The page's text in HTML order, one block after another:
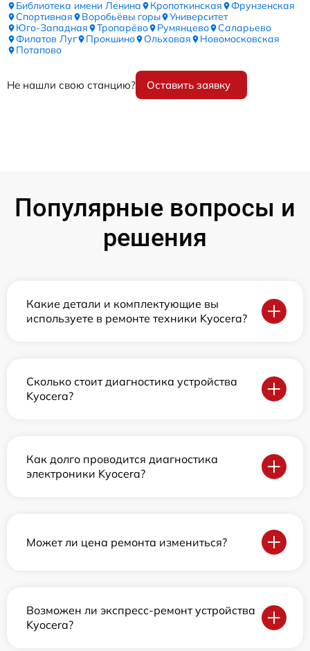
Библиотека имени Ленина
Кропоткинская
Фрунзенская
Спортивная
Воробьёвы горы
Университет
Юго-Западная
Тропарёво Румянцево
Саларьево
Филатов Луг
Прокшино Ольховая
Новомосковская
Потапово
Не нашли свою станцию? Оставить заявку
Популярные вопросы и
решения
Какие детали и комплектующие вы
используете в ремонте техники Kyocera?
Сколько стоит диагностика устройства
Kyocera?
Как долго проводится диагностика
электроники Kyocera?
Может ли цена ремонта измениться?
Возможен ли экспресс-ремонт устройства
Kyocera?